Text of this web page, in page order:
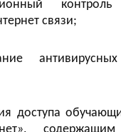
связи;
доступа